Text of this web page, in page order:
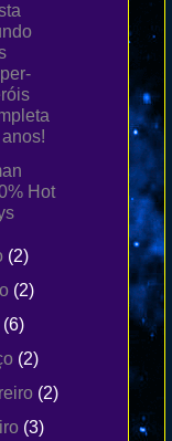
Hot
(2)
(2)
(6)
(2)
(2)
(3)